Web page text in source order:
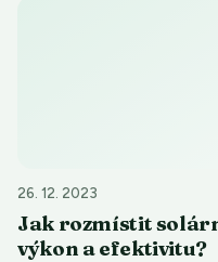
26. 12. 2023
Jak rozmístit
výkon a efektivitu?